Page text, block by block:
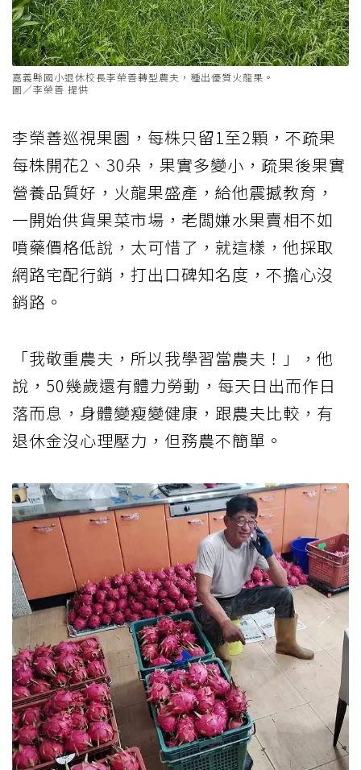
嘉義縣國小退休校長李榮善轉型農夫，種出優質火龍果。
圖／李榮善 提供
李榮善巡視果園，每株只留1至2顆，不疏果
每株開花2、30朵，果實多變小，疏果後果實
營養品質好，火龍果盛產，給他震撼教育，
一開始供貨果菜市場，老闆嫌水果賣相不如
噴藥價格低說，太可惜了，就這樣，他採取
網路宅配行銷，打出口碑知名度，不擔心沒
銷路。
「我敬重農夫，所以我學習當農夫！」，他
說，50幾歲還有體力勞動，每天日出而作日
落而息，身體變瘦變健康，跟農夫比較，有
退休金沒心理壓力，但務農不簡單。